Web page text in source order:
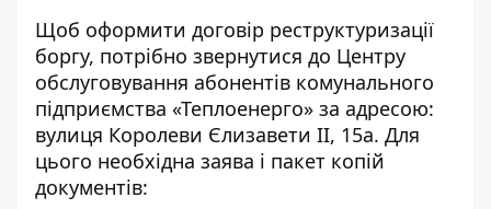
Щоб оформити договір реструктуризації
боргу, потрібно звернутися до Центру
обслуговування абонентів комунального
підприємства «Теплоенерго» за адресою:
вулиця Королеви Єлизавети II, 15а. Для
цього необхідна заява і пакет копій
документів: